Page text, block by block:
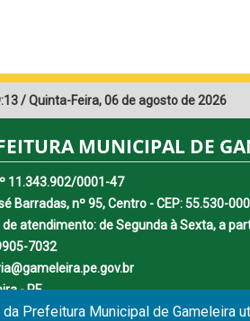
/Quinta-Feira,06 de agosto de 2026
MUNICIPAL DE
11.343.902/0001-47
Barradas, nº 95, Centro - CEP: 55.530-000
de atendimento: de Segunda à Sexta, a
7032
- PE
da Prefeitura Municipal de Gameleira